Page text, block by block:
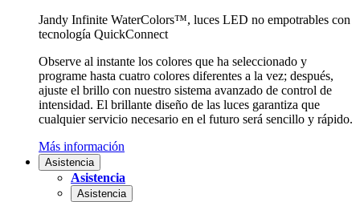
Jandy Infinite WaterColors™, luces LED no empotrables con
tecnología QuickConnect
Observe al instante los colores que ha seleccionado y
programe hasta cuatro colores diferentes a la vez; después,
ajuste el brillo con nuestro sistema avanzado de control de
intensidad. El brillante diseño de las luces garantiza que
cualquier servicio necesario en el futuro será sencillo y rápido.
Más información
Asistencia
Asistencia
Asistencia